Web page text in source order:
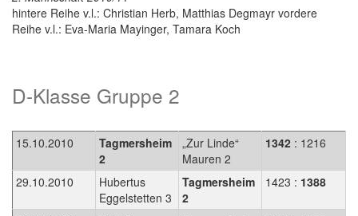
hintere Reihe v.l.: Christian Herb, Matthias Degmayr vordere
Reihe v.l.: Eva-Maria Mayinger, Tamara Koch
D-Klasse Gruppe 2
15.10.2010
Tagmersheim
2
„Zur Linde“
Mauren 2
1342 : 1216
29.10.2010
Hubertus
Eggelstetten 3
Tagmersheim
2
1423 : 1388